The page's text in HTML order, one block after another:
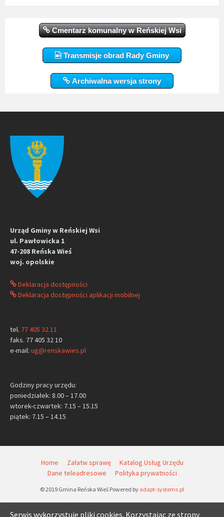
Cmentarz komunalny w Reńskiej Wsi
Transmisje obrad Rady Gminy
Archiwalna wersja strony
Urząd Gminy w Reńskiej Wsi
ul. Pawłowicka 1
47-208 Reńska Wieś
woj. opolskie
Deklaracja dostępności
Deklaracja dostępności aplikacji mobilnej
tel. 77 405 32 11
faks. 77 405 32 10
e-mail: ug@renskawies.pl
Godziny pracy urzędu:
poniedziałek: 8.00 – 17.00
wtorek-czwartek: 7.15 – 15.15
piątek: 7.15 – 14.15
Home Załatw sprawę
Katalog Usług Urzędu
Dane teleadresowe
Polityka prywatności
© 2019 Gmina Reńska Wieś Powered by adapt-systems.pl
Serwis wykorzystuje pliki cookies. Korzystając ze strony